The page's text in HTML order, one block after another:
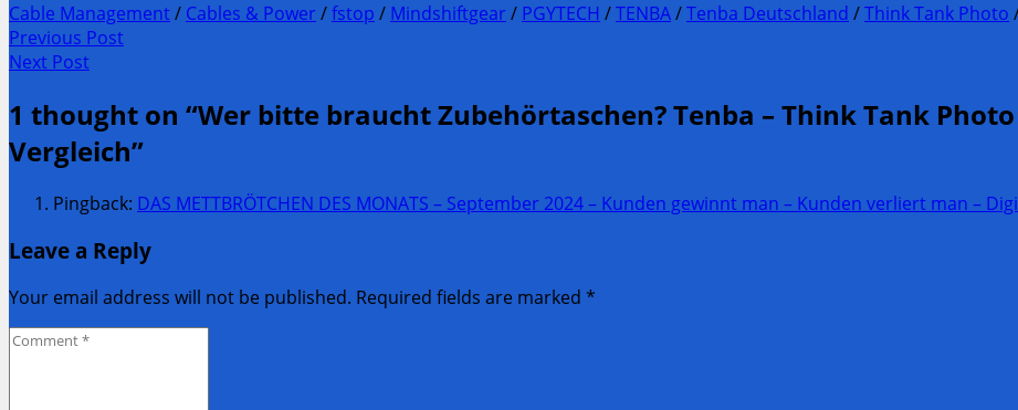
Cable Management / Cables & Power /fstop / Mindshiftgear / PGYTECH /TENBA/Tenba Deutschland /Think Tank Photo
Post
navigation
Previous Post
Previous
Next Post
Post:
1 thought on “Wer bitte braucht Zubehörtaschen? Tenba – Think Tank
Vergleich”
Pingback: DAS METTBRÖTCHEN DES MONATS – September 2024 – Kunden gewinnt man – Kunden verliert man –
Leave a Reply
Your email address will not be published. Required fields are marked *
Comment